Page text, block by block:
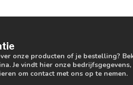
onze producten of je bestelling?
Je vindt hier onze
om contact met ons op te nemen.